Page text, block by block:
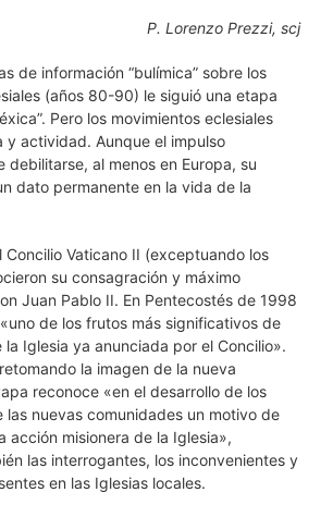
P. Lorenzo Prezzi, scj
de información “bulímica” sobre los
(años 80-90) le siguió una etapa
Pero los movimientos eclesiales
y actividad. Aunque el impulso
debilitarse, al menos en Europa, su
dato permanente en la vida de la
Concilio Vaticano II (exceptuando los
su consagración y máximo
Juan Pablo II. En Pentecostés de 1998
de los frutos más significativos de
Iglesia ya anunciada por el Concilio».
la imagen de la nueva
reconoce «en el desarrollo de los
las nuevas comunidades un motivo de
acción misionera de la Iglesia»,
las interrogantes, los inconvenientes y
en las Iglesias locales.